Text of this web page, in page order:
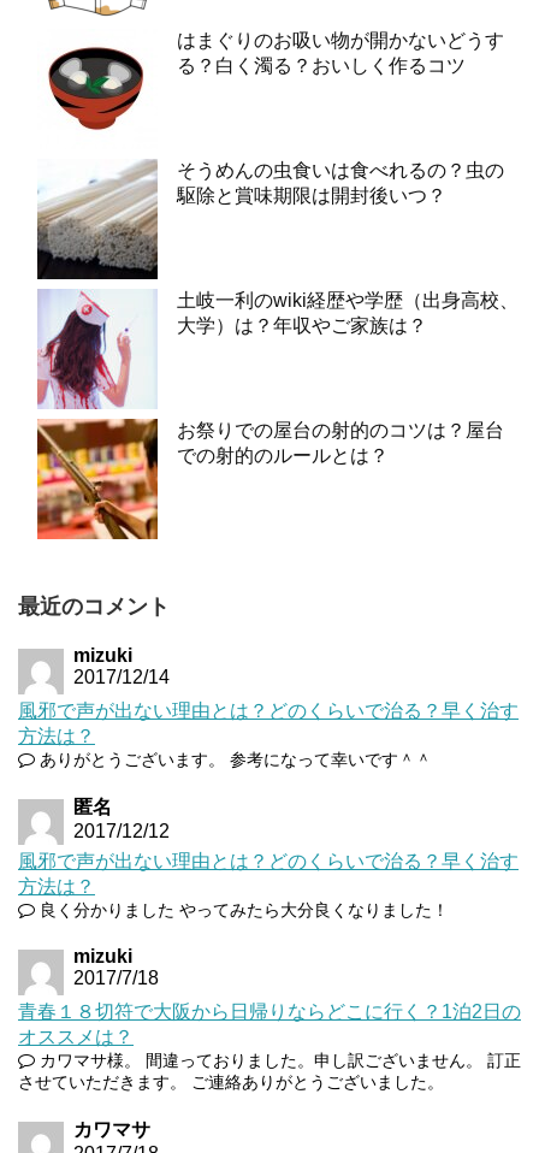
はまぐりのお吸い物が開かないどうす
る？白く濁る？おいしく作るコツ
そうめんの虫食いは食べれるの？虫の
駆除と賞味期限は開封後いつ？
土岐一利のwiki経歴や学歴（出身高校、
大学）は？年収やご家族は？
お祭りでの屋台の射的のコツは？屋台
での射的のルールとは？
最近のコメント
mizuki
2017/12/14
風邪で声が出ない理由とは？どのくらいで治る？早く治す
方法は？
ありがとうございます。 参考になって幸いです＾＾
匿名
2017/12/12
風邪で声が出ない理由とは？どのくらいで治る？早く治す
方法は？
良く分かりました やってみたら大分良くなりました！
mizuki
2017/7/18
青春１８切符で大阪から日帰りならどこに行く？1泊2日の
オススメは？
カワマサ様。 間違っておりました。申し訳ございません。 訂正
させていただきます。 ご連絡ありがとうございました。
カワマサ